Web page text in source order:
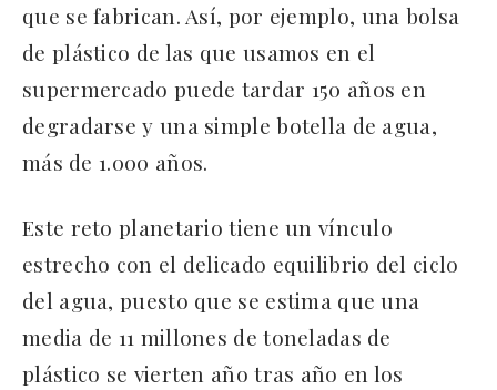
que se fabrican. Así, por ejemplo, una bolsa
de plástico de las que usamos en el
supermercado puede tardar 150 años en
degradarse y una simple botella de agua,
más de 1.000 años.
Este reto planetario tiene un vínculo
estrecho con el delicado equilibrio del ciclo
del agua, puesto que se estima que una
media de 11 millones de toneladas de
plástico se vierten año tras año en los